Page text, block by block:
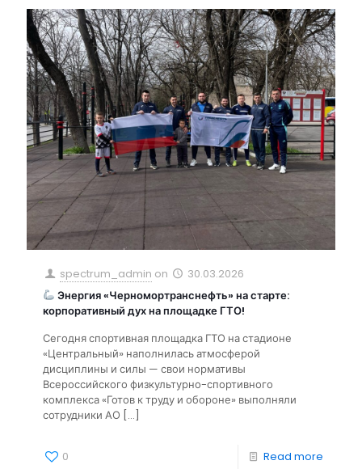
spectrum_admin on
30.03.2026
Энергия «Черномортранснефть» на старте:
корпоративный дух на площадке ГТО!
Сегодня спортивная площадка ГТО на стадионе
«Центральный» наполнилась атмосферой
дисциплины и силы — свои нормативы
Всероссийского физкультурно-спортивного
комплекса «Готов к труду и обороне» выполняли
сотрудники АО […]
0 Read more